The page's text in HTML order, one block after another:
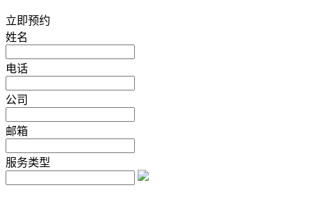
立即预约
姓名
电话
公司
邮箱
服务类型